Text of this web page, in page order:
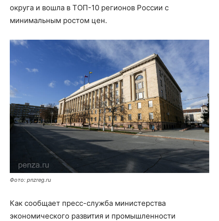
округа и вошла в ТОП-10 регионов России с
минимальным ростом цен.
Фото: pnzreg.ru
Как сообщает пресс-служба министерства
экономического развития и промышленности